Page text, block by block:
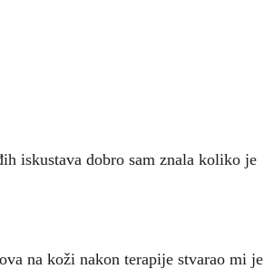
iskustava dobro sam znala koliko je
na koži nakon terapije stvarao mi je